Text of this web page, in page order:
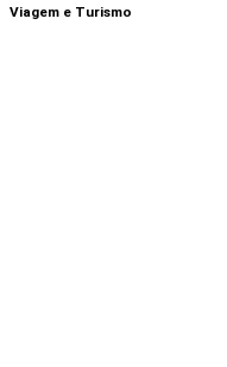
Viagem e Turismo